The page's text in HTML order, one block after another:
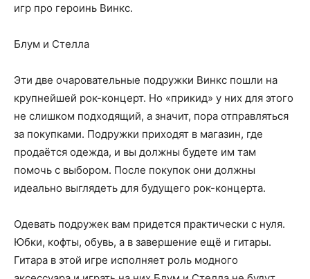
игр про героинь Винкс.
Блум и Стелла
Эти две очаровательные подружки Винкс пошли на
крупнейшей рок-концерт. Но «прикид» у них для этого
не слишком подходящий, а значит, пора отправляться
за покупками. Подружки приходят в магазин, где
продаётся одежда, и вы должны будете им там
помочь с выбором. После покупок они должны
идеально выглядеть для будущего рок-концерта.
Одевать подружек вам придется практически с нуля.
Юбки, кофты, обувь, а в завершение ещё и гитары.
Гитара в этой игре исполняет роль модного